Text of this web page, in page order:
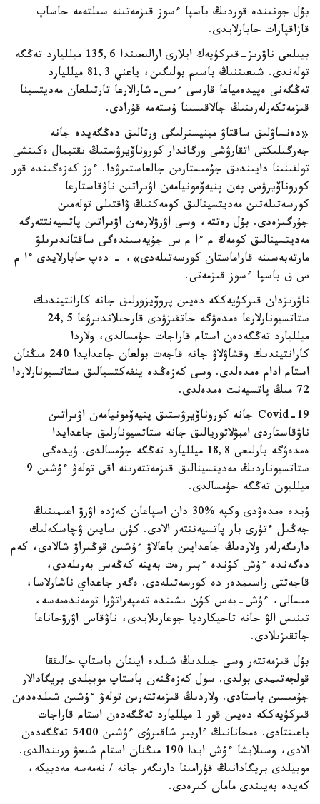
بۇل جونىندە قوردىڭ باسپا ءسوز قىزمەتىنە سىلتەمە جاساپ
قازاقپارات حابارلايدى.
بيىلعى ناۋرىز-قىركۇيەك ايلارى ارالىعىندا 135,6 ميلليارد تەڭگە
تولەندى. شىعىننىڭ باسىم بولىگىن، ياعني 81,3 ميلليارد
تەڭگەنى ەپيدەمياعا قارسى ءىس-شارالارعا تارتىلعان مەديتسينا
قىزمەتكەرلەرىنىڭ جالاقىسىنا ۇستەمە قۇرادى.
«دەنساۋلىق ساقتاۋ مينيسترلىگى ورتالىق دەڭگەيدە جانە
جەرگىلىكتى اتقارۋشى ورگاندار كوروناۆيرۋستىڭ ىقتيمال ەكىنشى
تولقىنىنا دايىندىق جۇمىستارىن جالعاستىرۋدا. ءوز كەزەگىندە قور
كوروناۆيرۋس پەن پنيەۆمونيامەن اۋىراتىن ناۋقاستارعا
كورسەتىلەتىن مەديتسينالىق كومەكتىڭ ۋاقتىلى تولەمىن
جۇرگىزەدى. بۇل رەتتە، وسى اۋرۋلارمەن اۋىراتىن پاتسيەنتتەرگە
مەديتسينالىق كومەك م ءا م س جۇيەسىندەگى ساقتاندىرىلۋ
مارتەبەسىنە قاراماستان كورسەتىلەدى»، - دەپ حابارلايدى ءا م
س ق باسپا ءسوز قىزمەتى.
ناۋرىزدان قىركۇيەككە دەيىن پروۆيزورلىق جانە كارانتيندىك
ستاتسيونارلارعا ەمدەۋگە جاتقىزۋدى قارجىلاندىرۋعا 24,5
ميلليارد تەڭگەدەن استام قاراجات جۇمسالدى، ولاردا
كارانتيندىك وقشاۋلاۋ جانە قاجەت بولعان جاعدايدا 240 مىڭنان
استام ادام ەمدەلدى. وسى كەزەڭدە ينفەكتسيالىق ستاتسيونارلاردا
72 مىڭ پاتسيەنت ەمدەلدى.
Covid-19 جانە كوروناۆيرۋستىق پنيەۆمونيامەن اۋىراتىن
ناۋقاستاردى امبۋلاتوريالىق جانە ستاتسيونارلىق جاعدايدا
ەمدەۋگە بارلىعى 18,8 ميلليارد تەڭگە جۇمسالدى. ۇيدەگى
ستاتسيوناردىڭ مەديتسينالىق قىزمەتتەرىنە اقى تولەۋ ءۇشىن 9
ميلليون تەڭگە جۇمسالدى.
ۇيدە ەمدەۋدى وكپە %30 دان اسپاعان كەزدە اۋرۋ اعىمىنىڭ
جەڭىل ءتۇرى بار پاتسيەنتتەر الادى. كۇن سايىن ۋچاسكەلىك
دارىگەرلەر ولاردىڭ جاعدايىن باعالاۋ ءۇشىن قوڭىراۋ شالادى، كەم
دەگەندە ءۇش كۇندە ءبىر رەت بەينە كەڭەس بەرىلەدى،
قاجەتتى راسىمدەر دە كورسەتىلەدى. ەگەر جاعداي ناشارلاسا،
مىسالى، ءۇش-بەس كۇن ىشىندە تەمپەراتۋرا تومەندەمەسە،
تىنىس الۋ جانە تاحيكارديا جوعارىلايدى، ناۋقاس اۋرۋحاناعا
جاتقىزىلادى.
بۇل قىزمەتتەر وسى جىلدىڭ شىلدە ايىنان باستاپ حالىققا
قولجەتىمدى بولدى. سول كەزەڭنەن باستاپ موبيلدى بريگادالار
جۇمىسىن باستادى. ولاردىڭ قىزمەتتەرىن تولەۋ ءۇشىن شىلدەدەن
قىركۇيەككە دەيىن قور 1 ميلليارد تەڭگەدەن استام قاراجات
باعىتتادى. ەمحانانىڭ ءاربىر شاقىرۋى ءۇشىن 5400 تەڭگەدەن
الادى، وسىلايشا ءۇش ايدا 190 مىڭنان استام شىعۋ ورىندالدى.
موبيلدى بريگادانىڭ قۇرامىنا دارىگەر جانە / نەمەسە مەدبيكە،
كەيدە بەيىندى مامان كىرەدى.